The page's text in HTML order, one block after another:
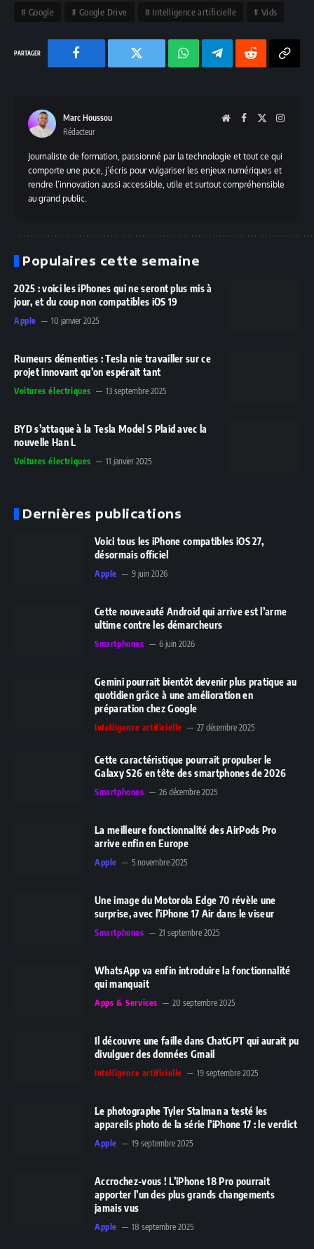
Google Google Drive Intelligence artificielle Vids
Facebook Twitter
Chaine
TelegramRedditCopy
Marc Houssou WebsiteFacebook
Rédacteur
Journaliste de formation, passionné par la technologie et tout ce qui
comporte une puce, j’écris pour vulgariser les enjeux numériques et
rendre l’innovation aussi accessible, utile et surtout compréhensible
au grand public.
Populaires cette semaine
2025 : voici les iPhones qui ne seront plus mis à
jour, et du coup non compatibles iOS 19
Apple 10 janvier 2025
Rumeurs démenties : Tesla nie travailler sur ce
projet innovant qu’on espérait tant
Voitures électriques 13 septembre 2025
BYD s’attaque à la Tesla Model S Plaid avec la
nouvelle Han L
Voitures électriques 11 janvier 2025
Dernières publications
Voici tous les iPhone compatibles iOS 27,
désormais officiel
Apple 9 juin 2026
Cette nouveauté Android qui arrive est l’arme
ultime contre les démarcheurs
Smartphones 6 juin 2026
Gemini pourrait bientôt devenir plus pratique au
quotidien grâce à une amélioration en
préparation chez Google
Intelligence artificielle 27 décembre 2025
Cette caractéristique pourrait propulser le
Galaxy S26 en tête des smartphones de 2026
Smartphones 26 décembre 2025
La meilleure fonctionnalité des AirPods Pro
arrive enfin en Europe
Apple 5 novembre 2025
Une image du Motorola Edge 70 révèle une
surprise, avec l’iPhone 17 Air dans le viseur
Smartphones 21 septembre 2025
WhatsApp va enfin introduire la fonctionnalité
qui manquait
Apps & Services 20 septembre 2025
Il découvre une faille dans ChatGPT qui aurait pu
divulguer des données Gmail
Intelligence artificielle 19 septembre 2025
Le photographe Tyler Stalman a testé les
appareils photo de la série l’iPhone 17 : le verdict
Apple 19 septembre 2025
Accrochez-vous ! L’iPhone 18 Pro pourrait
apporter l’un des plus grands changements
jamais vus
Apple 18 septembre 2025